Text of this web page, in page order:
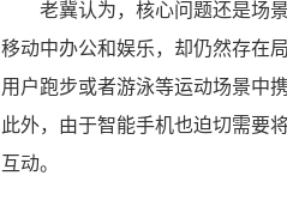
老冀认为，核心问题还是场
移动中办公和娱乐，却仍然存在
用户跑步或者游泳等运动场景中
此外，由于智能手机也迫切需要
互动。